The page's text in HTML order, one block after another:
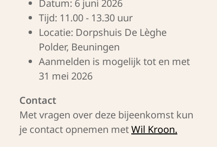
Datum: 6 juni 2026
Tijd: 11.00 - 13.30 uur
Locatie: Dorpshuis De Lèghe
Polder, Beuningen
Aanmelden is mogelijk tot en met
31 mei 2026
Contact
Met vragen over deze bijeenkomst kun
je contact opnemen metWil Kroon.